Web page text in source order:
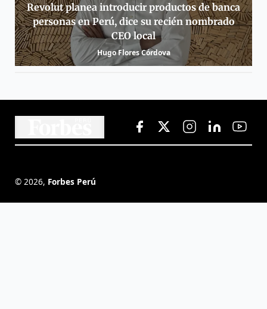
Revolut planea introducir productos de banca
personas en Perú, dice su recién nombrado
CEO local
Hugo Flores Córdova
© 2026, Forbes Perú